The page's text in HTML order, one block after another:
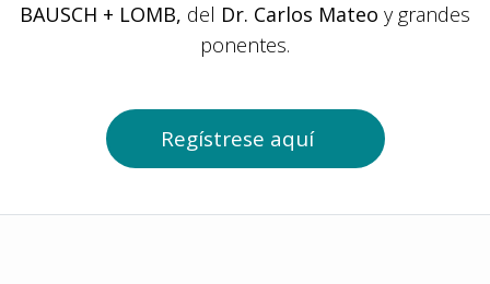
BAUSCH + LOMB, del Dr. Carlos Mateo y grandes
ponentes.
Regístrese aquí